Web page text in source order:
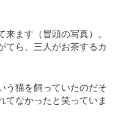
ます（冒頭の写真）。
てら、三人がお茶するカ
う猫を飼っていたのだそ
てなかったと笑っていま